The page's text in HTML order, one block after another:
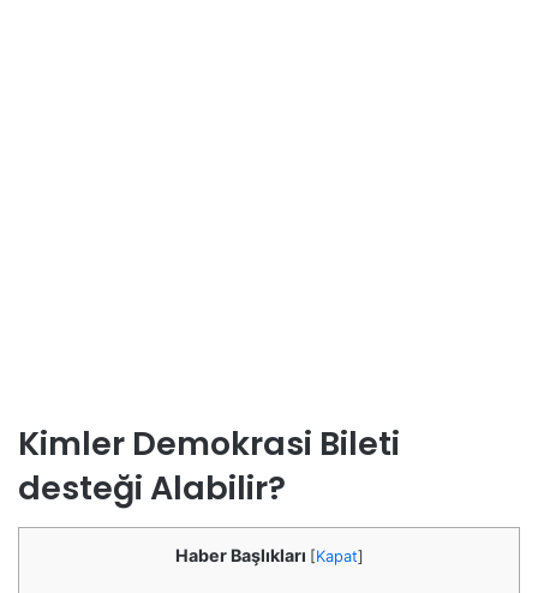
Kimler Demokrasi Bileti
desteği Alabilir?
Haber Başlıkları [Kapat]